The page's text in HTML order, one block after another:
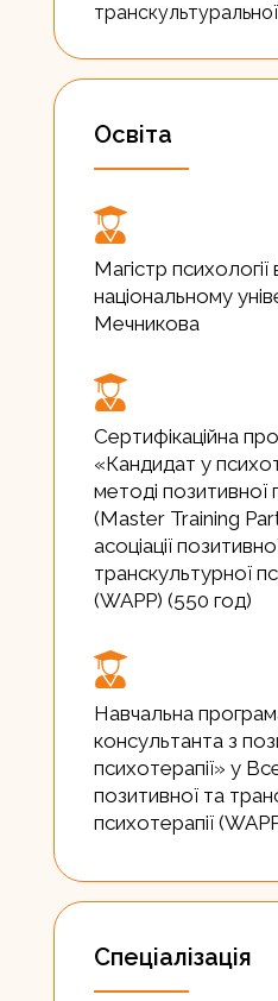
Освіта
Магістр
національному
Мечникова
Сертифікаційна
«Кандидат у
методі позитивної
(Master Training
асоціації
транскультурної
(WAPP) (550 год)
Навчальна
консультанта з
психотерапії» у
позитивної та
психотерапії
Спеціалізація